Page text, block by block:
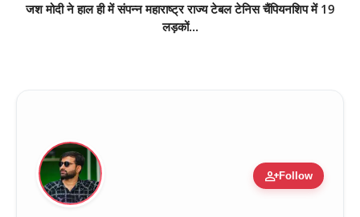
जश मोदी ने हाल ही में संपन्न महाराष्ट्र राज्य टेबल टेनिस चैंपियनशिप में 19
लड़कों...
person_addFollow